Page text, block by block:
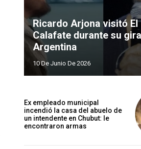
Ricardo Arjona visitó El
Calafate durante su
Argentina
10 De Junio De 2026
Ex empleado municipal
incendió la casa del abuelo de
un intendente en Chubut: le
encontraron armas